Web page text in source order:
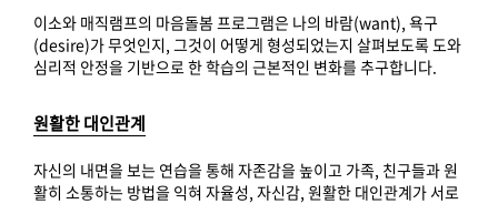
이소와 매직램프의 마음돌봄 프로그램은 나의 바람(want), 욕구
(desire)가 무엇인지, 그것이 어떻게 형성되었는지 살펴보도록 도와
심리적 안정을 기반으로 한 학습의 근본적인 변화를 추구합니다.
원활한 대인관계
자신의 내면을 보는 연습을 통해 자존감을 높이고 가족, 친구들과 원
활히 소통하는 방법을 익혀 자율성, 자신감, 원활한 대인관계가 서로